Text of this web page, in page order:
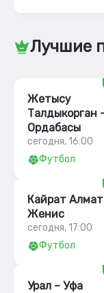
Лучшие
Жетысу
Талдыкорган
Ордабасы
сегодня, 16:00
Футбол
Кайрат
Женис
сегодня, 17:00
Футбол
Урал – Уфа